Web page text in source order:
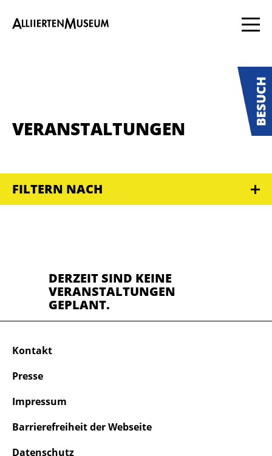
VERANSTALTUNGEN
FILTERN NACH
DERZEIT SIND KEINE
VERANSTALTUNGEN
GEPLANT.
Kontakt
Presse
Impressum
Barrierefreiheit der Webseite
Datenschutz